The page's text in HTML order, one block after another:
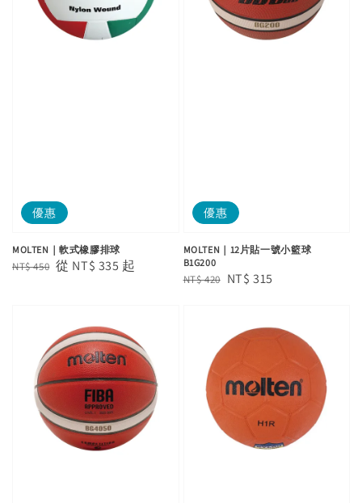
優惠
MOLTEN｜軟式橡膠排球
Regular
NT$ 450 Sale
從 NT$ 335 起
優惠
MOLTEN｜12片貼一號小籃球
B1G200
Regular
NT$ 420 Sale
NT$ 315